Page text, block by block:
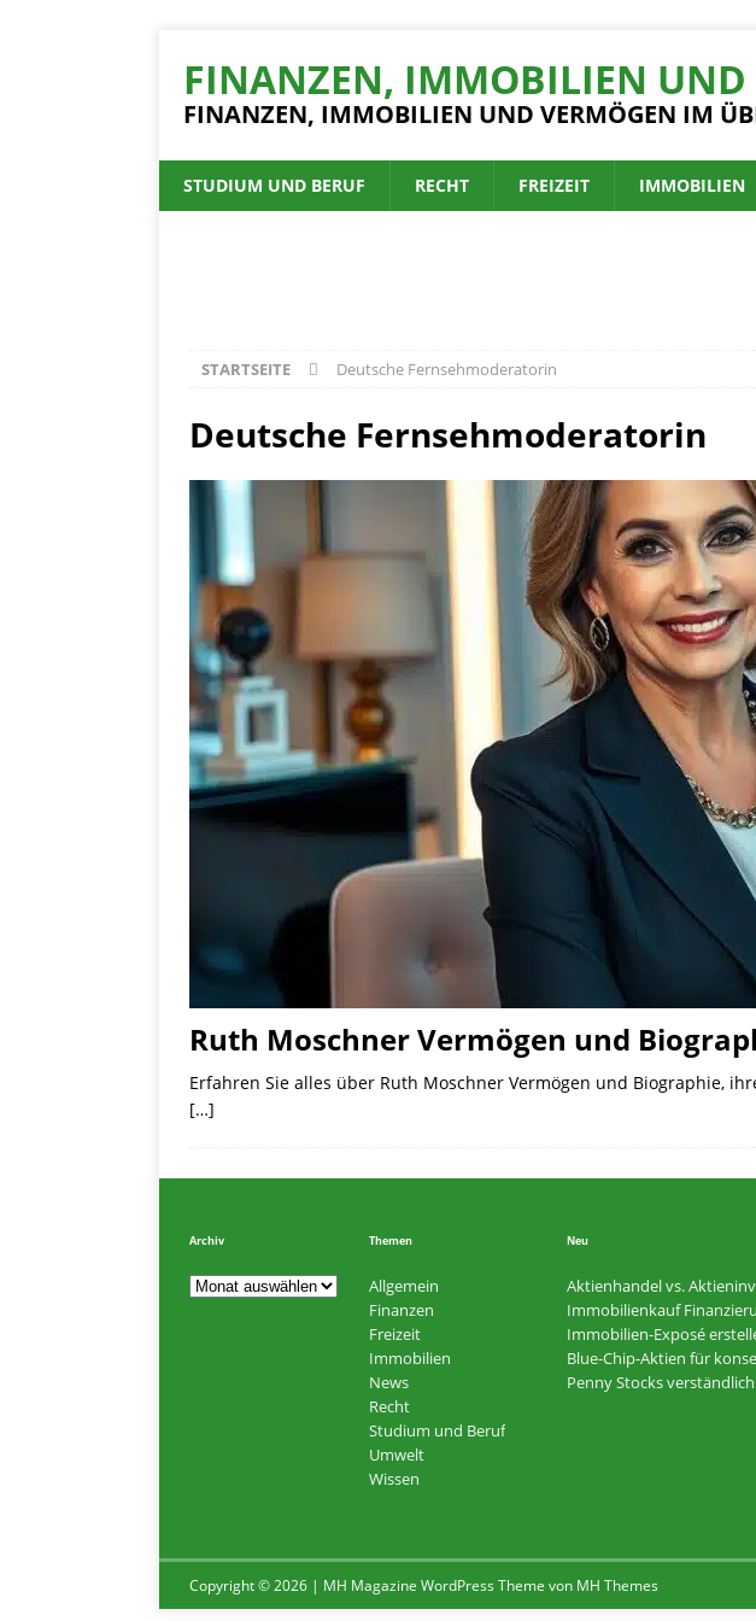
FINANZEN, IMMOBILIEN UND
FINANZEN, IMMOBILIEN UND VERMÖGEN IM
STUDIUM UND BERUF RECHT FREIZEIT IMMOBILIEN
STARTSEITE Deutsche Fernsehmoderatorin
Deutsche Fernsehmoderatorin
Ruth Moschner Vermögen und
Erfahren Sie alles über Ruth Moschner Vermögen und Biographie,
[…]
Archiv Themen
Allgemein
Finanzen
Freizeit
Immobilien
News
Recht
Studium und Beruf
Umwelt
Wissen
Neu
Aktienhandel vs.
Immobilienkauf
Immobilien-Exposé
Blue-Chip-Aktien für
Penny Stocks
Copyright © 2026 | MH Magazine WordPress Theme von MH Themes